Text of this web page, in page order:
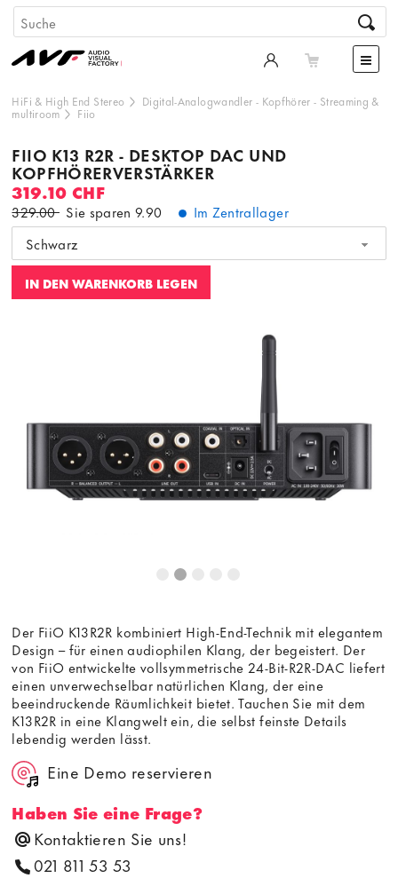
HiFi & High End Stereo Digital-Analogwandler - Kopfhörer - Streaming &
multiroom Fiio
FIIO K13 R2R - DESKTOP DAC UND
KOPFHÖRERVERSTÄRKER
319.10 CHF
329.00 Sie sparen9.90
Im Zentrallager
Schwarz
IN DEN WARENKORB LEGEN
Dieser Inhalt wird von einer dritten Partei gehostet. Durch
die Anzeige des externen Inhalts akzeptieren Sie die
Bedingungenvon youtube.com.
Video laden Frag nicht mehr
Der FiiO K13R2R kombiniert High-End-Technik mit elegantem
Design – für einen audiophilen Klang, der begeistert. Der
von FiiO entwickelte vollsymmetrische 24-Bit-R2R-DAC liefert
einen unverwechselbar natürlichen Klang, der eine
beeindruckende Räumlichkeit bietet. Tauchen Sie mit dem
K13R2R in eine Klangwelt ein, die selbst feinste Details
lebendig werden lässt.
Eine Demo reservieren
Haben Sie eine Frage?
Kontaktieren Sie uns!
021 811 53 53